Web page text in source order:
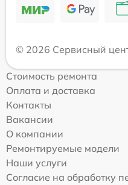
© 2026 Сервисный
Стоимость ремонта
Оплата и доставка
Контакты
Вакансии
О компании
Ремонтируемые модели
Наши услуги
Согласие на обработку